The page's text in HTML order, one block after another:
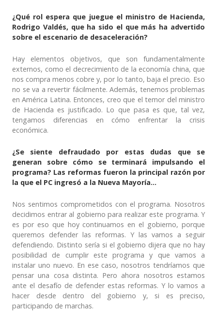
¿Qué rol espera que juegue el ministro de Hacienda,
Rodrigo Valdés, que ha sido el que más ha advertido
sobre el escenario de desaceleración?
Hay elementos objetivos, que son fundamentalmente
externos, como el decrecimiento de la economía china, que
nos compra menos cobre y, por lo tanto, baja el precio. Eso
no se va a revertir fácilmente. Además, tenemos problemas
en América Latina. Entonces, creo que el temor del ministro
de Hacienda es justificado. Lo que pasa es que, tal vez,
tengamos diferencias en cómo enfrentar la crisis
económica.
¿Se siente defraudado por estas dudas que se
generan sobre cómo se terminará impulsando el
programa? Las reformas fueron la principal razón por
la que el PC ingresó a la Nueva Mayoría…
Nos sentimos comprometidos con el programa. Nosotros
decidimos entrar al gobierno para realizar este programa. Y
es por eso que hoy continuamos en el gobierno, porque
queremos defender las reformas. Y las vamos a seguir
defendiendo. Distinto sería si el gobierno dijera que no hay
posibilidad de cumplir este programa y que vamos a
instalar uno nuevo. En ese caso, nosotros tendríamos que
pensar una cosa distinta. Pero ahora nosotros estamos
ante el desafío de defender estas reformas. Y lo vamos a
hacer desde dentro del gobierno y, si es preciso,
participando de marchas.